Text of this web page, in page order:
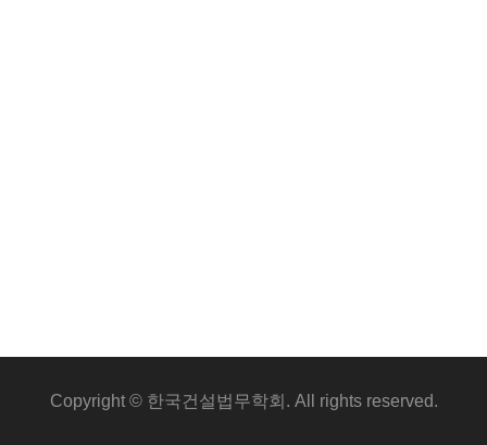
Copyright © 한국건설법무학회. All rights reserved.